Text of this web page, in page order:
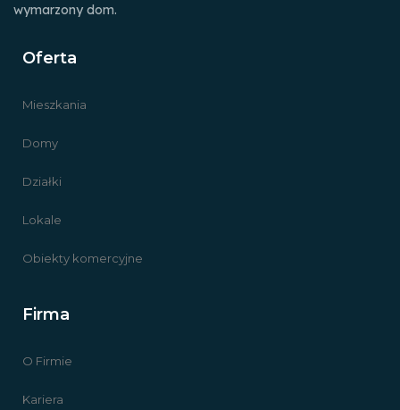
wymarzony dom.
Oferta
Mieszkania
Domy
Działki
Lokale
Obiekty komercyjne
Firma
O Firmie
Kariera